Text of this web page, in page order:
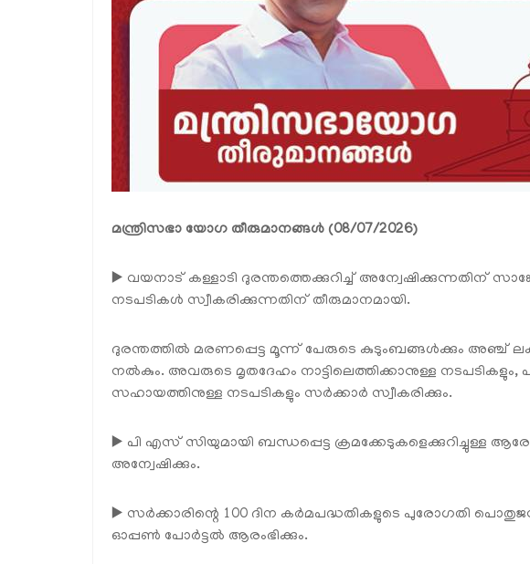
മന്ത്രിസഭാ യോഗ തീരുമാനങ്ങൾ (08/07/2026)
▶️ വയനാട് കള്ളാടി ദുരന്തത്തെക്കുറിച്ച് അന്വേഷിക്കുന്നതിന്
നടപടികൾ സ്വീകരിക്കുന്നതിന് തീരുമാനമായി.
ദുരന്തത്തിൽ മരണപ്പെട്ട മൂന്ന് പേരുടെ കുടുംബങ്ങൾക്കും അഞ്ച്
നൽകും. അവരുടെ മൃതദേഹം നാട്ടിലെത്തിക്കാനുള്ള നടപടികളും,
സഹായത്തിനുള്ള നടപടികളും സർക്കാർ സ്വീകരിക്കും.
▶️ പി എസ് സിയുമായി ബന്ധപ്പെട്ട ക്രമക്കേടുകളെക്കുറിച്ചുള്ള
അന്വേഷിക്കും.
▶️ സർക്കാരിന്റെ 100 ദിന കർമപദ്ധതികളുടെ പുരോഗതി
ഓപ്പൺ പോർട്ടൽ ആരംഭിക്കും.